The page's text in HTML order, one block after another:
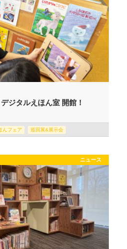
ジタルえほん室 開館！
んフェア 巡回展&展示会
ニュース